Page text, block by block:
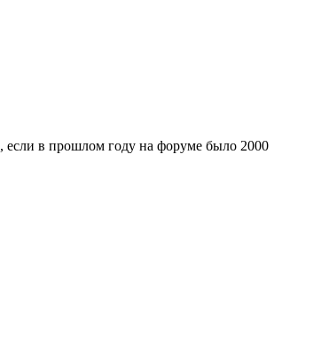
в прошлом году на форуме было 2000